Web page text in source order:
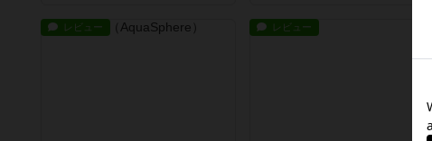
レビュー レビュー